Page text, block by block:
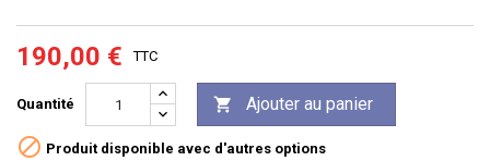
190,00 € TTC
Quantité  Ajouter au panier
 Produit disponible avec d'autres options